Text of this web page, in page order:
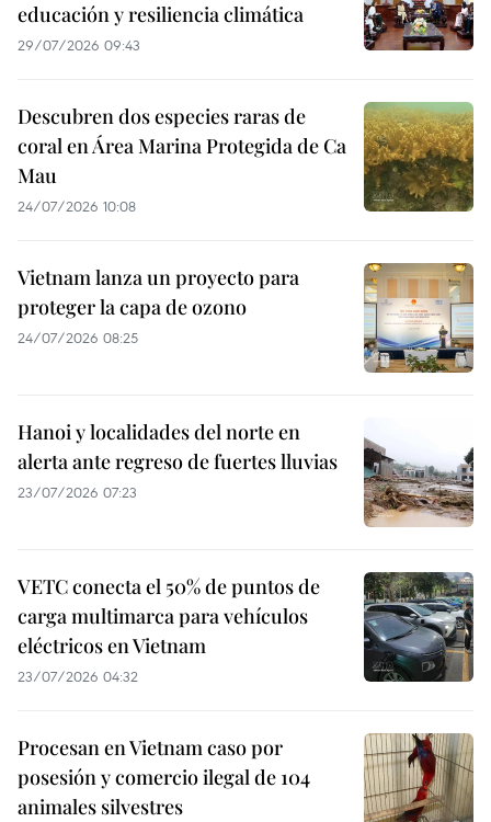
educación y resiliencia climática
29/07/2026 09:43
Descubren dos especies raras de
coral en Área Marina Protegida de Ca
Mau
24/07/2026 10:08
Vietnam lanza un proyecto para
proteger la capa de ozono
24/07/2026 08:25
Hanoi y localidades del norte en
alerta ante regreso de fuertes lluvias
23/07/2026 07:23
VETC conecta el 50% de puntos de
carga multimarca para vehículos
eléctricos en Vietnam
23/07/2026 04:32
Procesan en Vietnam caso por
posesión y comercio ilegal de 104
animales silvestres